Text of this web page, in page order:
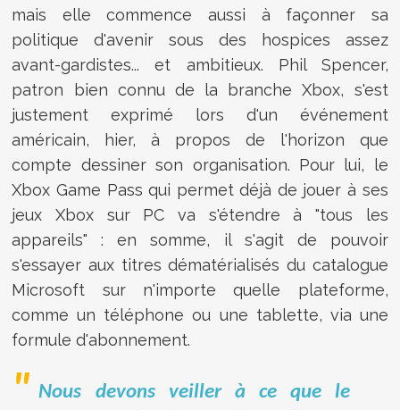
mais elle commence aussi à façonner sa
politique d'avenir sous des hospices assez
avant-gardistes... et ambitieux. Phil Spencer,
patron bien connu de la branche Xbox, s'est
justement exprimé lors d'un événement
américain, hier, à propos de l'horizon que
compte dessiner son organisation. Pour lui, le
Xbox Game Pass qui permet déjà de jouer à ses
jeux Xbox sur PC va s'étendre à "tous les
appareils" : en somme, il s'agit de pouvoir
s'essayer aux titres dématérialisés du catalogue
Microsoft sur n'importe quelle plateforme,
comme un téléphone ou une tablette, via une
formule d'abonnement.
Nous devons veiller à ce que le